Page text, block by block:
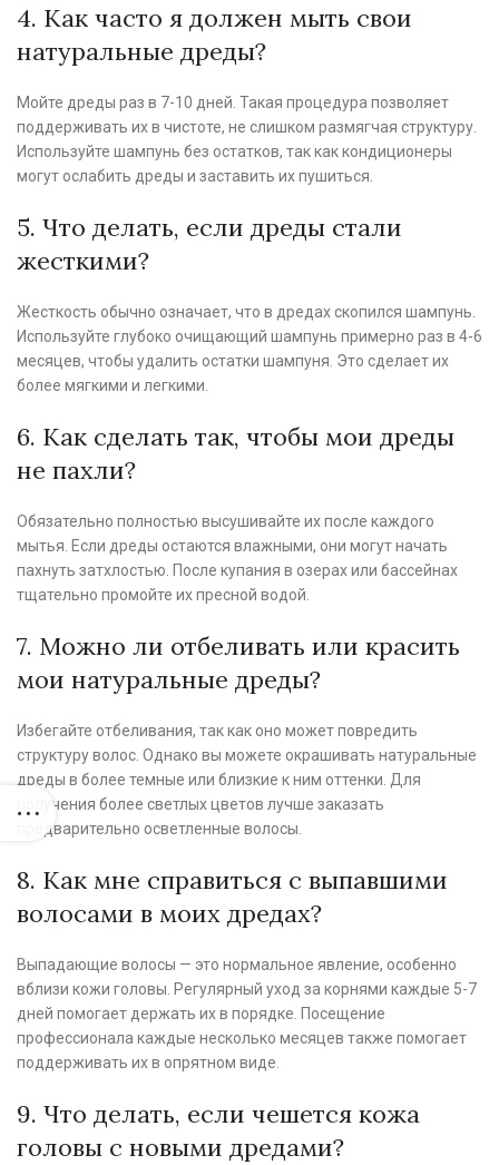
4. Как часто я должен мыть свои
натуральные дреды?
Мойте дреды раз в 7-10 дней. Такая процедура позволяет
поддерживать их в чистоте, не слишком размягчая структуру.
Используйте шампунь без остатков, так как кондиционеры
могут ослабить дреды и заставить их пушиться.
5. Что делать, если дреды стали
жесткими?
Жесткость обычно означает, что в дредах скопился шампунь.
Используйте глубоко очищающий шампунь примерно раз в 4-6
месяцев, чтобы удалить остатки шампуня. Это сделает их
более мягкими и легкими.
6. Как сделать так, чтобы мои дреды
не пахли?
Обязательно полностью высушивайте их после каждого
мытья. Если дреды остаются влажными, они могут начать
пахнуть затхлостью. После купания в озерах или бассейнах
тщательно промойте их пресной водой.
7. Можно ли отбеливать или красить
мои натуральные дреды?
Избегайте отбеливания, так как оно может повредить
структуру волос. Однако вы можете окрашивать натуральные
дреды в более темные или близкие к ним оттенки. Для
получения более светлых цветов лучше заказать
предварительно осветленные волосы.
8. Как мне справиться с выпавшими
волосами в моих дредах?
Выпадающие волосы — это нормальное явление, особенно
вблизи кожи головы. Регулярный уход за корнями каждые 5-7
дней помогает держать их в порядке. Посещение
профессионала каждые несколько месяцев также помогает
поддерживать их в опрятном виде.
9. Что делать, если чешется кожа
головы с новыми дредами?